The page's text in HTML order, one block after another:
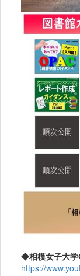
◆相模女子大
https://